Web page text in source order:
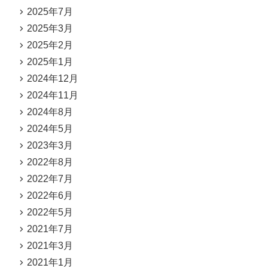
2025年7月
2025年3月
2025年2月
2025年1月
2024年12月
2024年11月
2024年8月
2024年5月
2023年3月
2022年8月
2022年7月
2022年6月
2022年5月
2021年7月
2021年3月
2021年1月